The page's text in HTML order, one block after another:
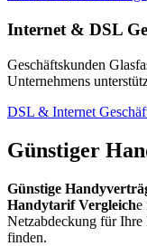
Internet & DSL
Geschäftskunden
Unternehmens
DSL & Internet
Günstiger
Günstige
Handytarif Vergleiche
Netzabdeckung für Ihre
finden.